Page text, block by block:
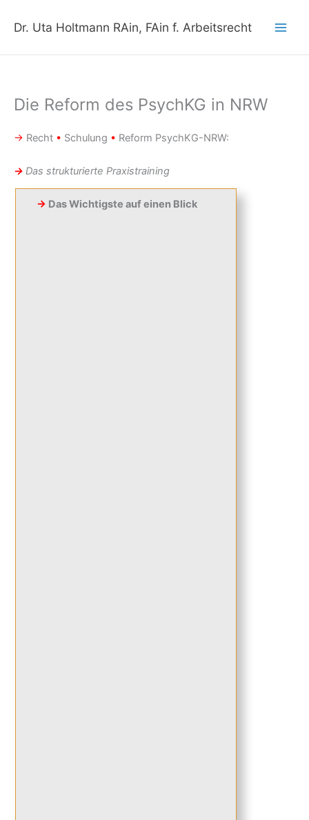
InhaltDr. Uta Holtmann RAin, FAin f. Arbeitsrecht
Die Reform des PsychKG in NRW
→ Recht • Schulung • Reform PsychKG-NRW:
→ Das strukturierte Praxistraining
→ Das Wichtigste auf einen Blick